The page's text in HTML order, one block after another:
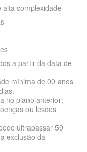
alta complexidade
a partir da data de
mínima de 00 anos
no plano anterior;
ou lesões
ultrapassar 59
exclusão da